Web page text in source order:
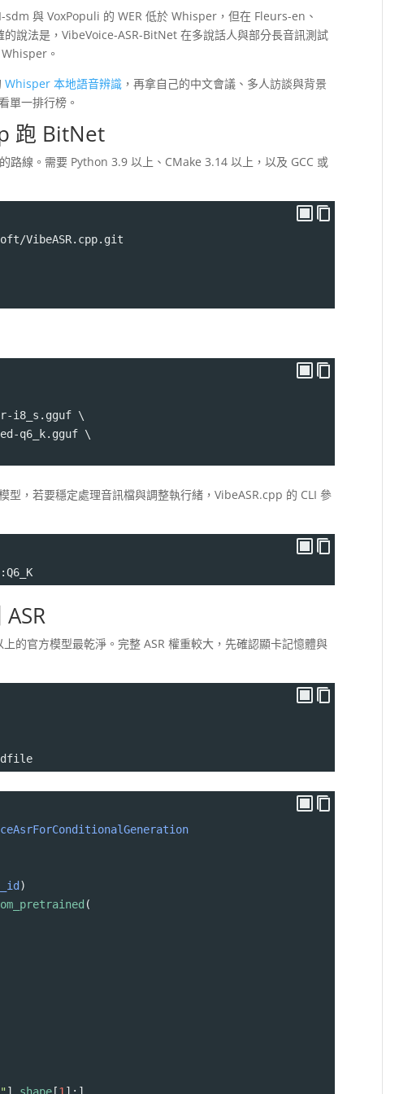
與 VoxPopuli 的 WER 低於 Whisper，但在 Fleurs-en、
法是，VibeVoice-ASR-BitNet 在多說話人與部分長音訊測試
。
Whisper 本地語音辨識 ，再拿自己的中文會議、多人訪談與背景
單一排行榜。
跑 BitNet
路線。需要 Python 3.9 以上、CMake 3.14 以上，以及 GCC 或
VibeASR.cpp.git
i8_s.gguf \
q6_k.gguf \
，若要穩定處理音訊檔與調整執行緒，VibeASR.cpp 的 CLI 參
官方模型最乾淨。完整 ASR 權重較大，先確認顯卡記憶體與
)
(